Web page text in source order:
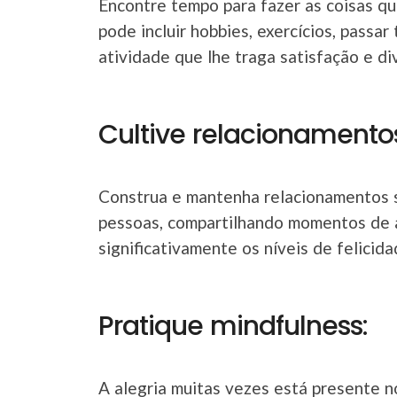
Encontre tempo para fazer as coisas
pode incluir hobbies, exercícios,
atividade que lhe traga satisfação e
Cultive
Construa e mantenha
pessoas, compartilhando momentos
significativamente os níveis de
Pratique mindfulness:
A alegria muitas vezes está presente